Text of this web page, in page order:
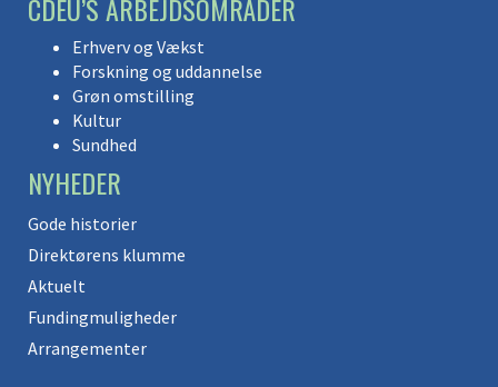
CDEU’S ARBEJDSOMRÅDER
Erhverv og Vækst
Forskning og uddannelse
Grøn omstilling
Kultur
Sundhed
NYHEDER
Gode historier
Direktørens klumme
Aktuelt
Fundingmuligheder
Arrangementer